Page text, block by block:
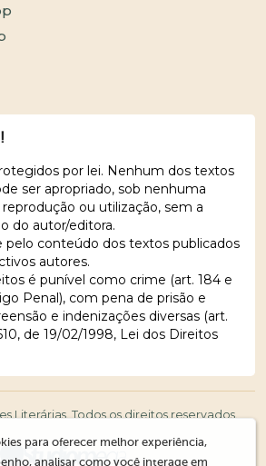
por lei. Nenhum dos textos
ser apropriado, sob nenhuma
ou utilização, sem a
do autor/editora.
pelo conteúdo dos textos publicados
autores.
é punível como crime (art. 184 e
Penal), com pena de prisão e
e indenizações diversas (art.
de 19/02/1998, Lei dos Direitos
Literárias. Todos os direitos reservados.
para oferecer melhor experiência,
analisar como você interage em